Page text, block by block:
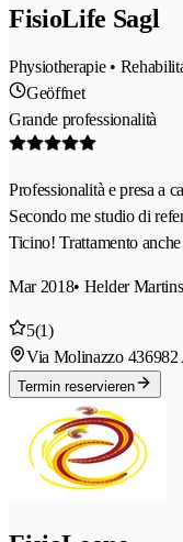
FisioLife Sagl
Physiotherapie •
Geöffnet
Grande professionalità
Professionalità e presa a
Secondo me studio di
Ticino! Trattamento
Mar 2018• Helder Martins
5(1)
Via Molinazzo 436982
Termin reservieren